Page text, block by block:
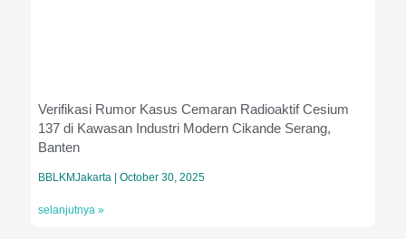
Verifikasi Rumor Kasus Cemaran Radioaktif Cesium
137 di Kawasan Industri Modern Cikande Serang,
Banten
BBLKMJakarta October 30, 2025
selanjutnya »